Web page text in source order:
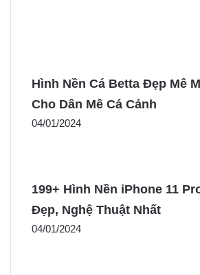
Hình Nền Cá Betta Đẹp Mê
Cho Dân Mê Cá Cảnh
04/01/2024
199+ Hình Nền iPhone 11
Đẹp, Nghệ Thuật Nhất
04/01/2024